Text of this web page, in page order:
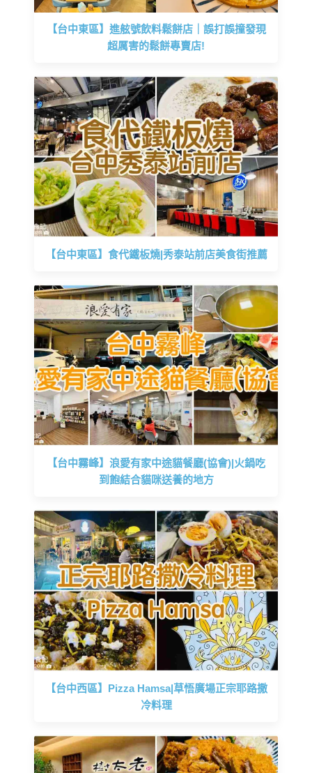
【台中東區】進舷號飲料鬆餅店｜誤打誤撞發現
超厲害的鬆餅專賣店!
【台中東區】食代鐵板燒|秀泰站前店美食街推薦
【台中霧峰】浪愛有家中途貓餐廳(協會)|火鍋吃
到飽結合貓咪送養的地方
【台中西區】Pizza Hamsa|草悟廣場正宗耶路撒
冷料理